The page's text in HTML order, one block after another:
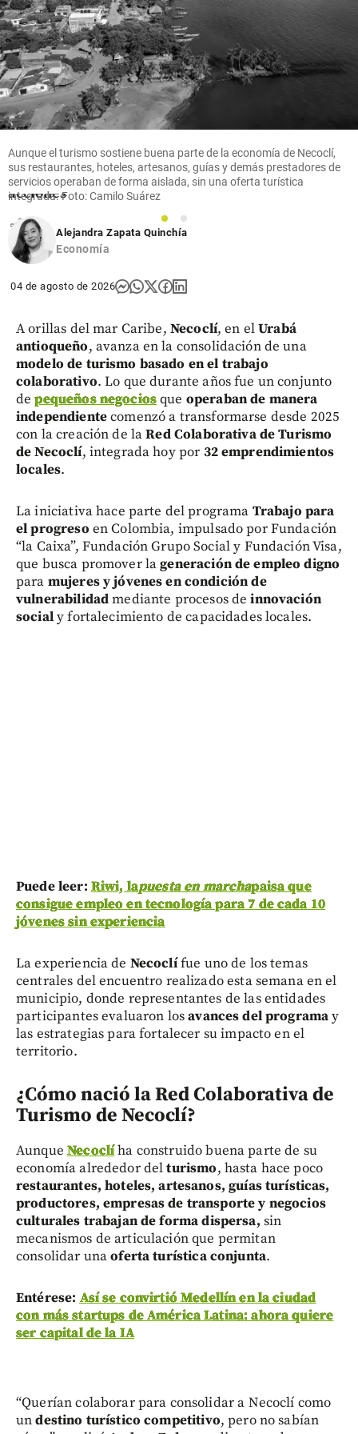
Economía
Ecopetrol
avanza en
la compra
de Brava
tras
adquirir
cerca del
25% de
sus
acciones
share
Aunque el turismo sostiene buena parte de la economía de Necoclí,
sus restaurantes, hoteles, artesanos, guías y demás prestadores de
servicios operaban de forma aislada, sin una oferta turística
integrada. Foto: Camilo Suárez
1
2
Alejandra Zapata Quinchía
Economía
04 de agosto de 2026
A orillas del mar Caribe, Necoclí, en elUrabá
antioqueño, avanza en la consolidación de una
modelo de turismo basado en el trabajo
colaborativo. Lo que durante años fue un conjunto
depequeños negociosque operaban de manera
independientecomenzó a transformarse desde 2025
con la creación de laRed Colaborativa de Turismo
de Necoclí, integrada hoy por 32 emprendimientos
locales.
La iniciativa hace parte del programa Trabajo para
el progreso en Colombia, impulsado por Fundación
“la Caixa”, Fundación Grupo Social y Fundación Visa,
que busca promover lageneración de empleo digno
para mujeres y jóvenes en condición de
vulnerabilidadmediante procesos deinnovación
socialy fortalecimiento de capacidades locales.
Puede leer: Riwi, lapuesta en marchapaisa que
consigue empleo en tecnología para 7 de cada 10
jóvenes sin experiencia
La experiencia de Necoclífue uno de los temas
centrales del encuentro realizado esta semana en el
municipio, donde representantes de las entidades
participantes evaluaron losavances del programay
las estrategias para fortalecer su impacto en el
territorio.
¿Cómo nació la Red Colaborativa de
Turismo de Necoclí?
AunqueNecoclíha construido buena parte de su
economía alrededor delturismo, hasta hace poco
restaurantes, hoteles, artesanos, guías turísticas,
productores, empresas de transporte y negocios
culturales trabajan de forma dispersa, sin
mecanismos de articulación que permitan
consolidar unaoferta turística conjunta.
Entérese: Así se convirtió Medellín en la ciudad
con más startups de América Latina: ahora quiere
ser capital de la IA
“Querían colaborar para consolidar a Necoclí como
undestino turístico competitivo, pero no sabían